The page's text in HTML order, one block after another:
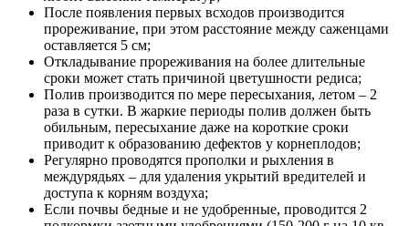
После появления первых всходов производится
прореживание, при этом расстояние между саженцами
оставляется 5 см;
Откладывание прореживания на более длительные
сроки может стать причиной цветушности редиса;
Полив производится по мере пересыхания, летом – 2
раза в сутки. В жаркие периоды полив должен быть
обильным, пересыхание даже на короткие сроки
приводит к образованию дефектов у корнеплодов;
Регулярно проводятся прополки и рыхления в
междурядьях – для удаления укрытий вредителей и
доступа к корням воздуха;
Если почвы бедные и не удобренные, проводится 2